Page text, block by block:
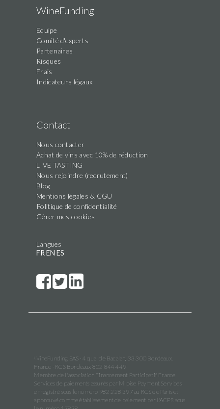
WineFunding
Equipe
Comité d'experts
Partenaires
Risques
Frais
Indicateurs légaux
Contact
Nous contacter
Achat de vins avec 10% de réduction
LIVE TASTING
Nous rejoindre (recrutement)
Blog
Mentions légales & CGU
Politique de confidentialité
Gérer mes cookies
Langues
FR EN ES
WineFunding SAS · 4 quai de Bacalan, 33 300 Bordeaux,
France · RCS Bordeaux 802 844 449
Membre de l'association Financement Participatif France
Services de paiements assurés par Mipise Payment Services,
enregistré sous le numéro 982 228 397 au RCS de Paris et
approuvé comme établissement de paiement par l'ACPR sous